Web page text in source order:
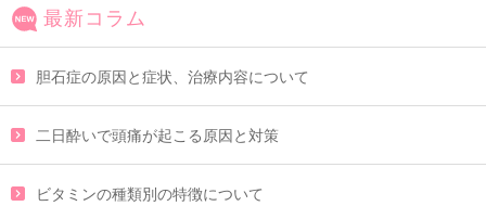
最新コラム
胆石症の原因と症状、治療内容について
二日酔いで頭痛が起こる原因と対策
ビタミンの種類別の特徴について